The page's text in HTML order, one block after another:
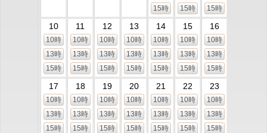
15時
15時
15時
10
10時
13時
15時
11
10時
13時
15時
12
10時
13時
15時
13
10時
13時
15時
14
10時
13時
15時
15
10時
13時
15時
16
10時
13時
15時
17
10時
13時
15時
18
10時
13時
15時
19
10時
13時
15時
20
10時
13時
15時
21
10時
13時
15時
22
10時
13時
15時
23
10時
13時
15時